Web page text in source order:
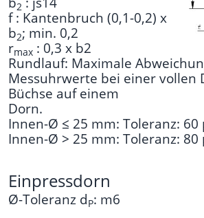
2
f : Kantenbruch (0,1-0,2) x
b2; min. 0,2
rmax : 0,3 x b2
Rundlauf: Maximale
Messuhrwerte bei einer vollen
Büchse auf einem
Dorn.
Innen-Ø ≤ 25 mm: Toleranz: 60
Innen-Ø > 25 mm: Toleranz: 80
Einpressdorn
Ø-Toleranz dP: m6